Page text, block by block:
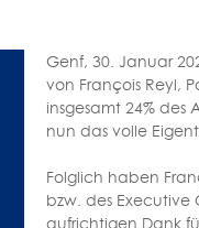
Genf, 30. Januar
von François Reyl,
insgesamt 24% des
nun das volle
Folglich haben
bzw. des Executive
aufrichtigen Dank